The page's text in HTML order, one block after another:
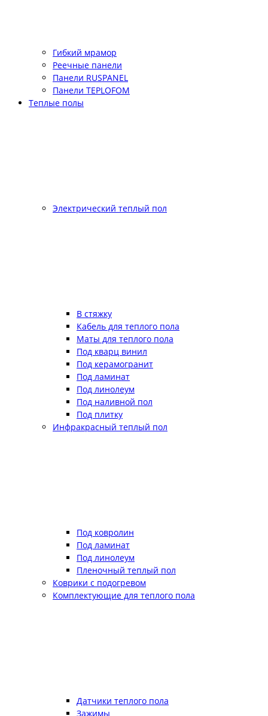
Гибкий мрамор
Реечные панели
Панели RUSPANEL
Панели TEPLOFOM
Теплые полы
Электрический теплый пол
В стяжку
Кабель для теплого пола
Маты для теплого пола
Под кварц винил
Под керамогранит
Под ламинат
Под линолеум
Под наливной пол
Под плитку
Инфракрасный теплый пол
Под ковролин
Под ламинат
Под линолеум
Пленочный теплый пол
Коврики с подогревом
Комплектующие для теплого пола
Датчики теплого пола
Зажимы